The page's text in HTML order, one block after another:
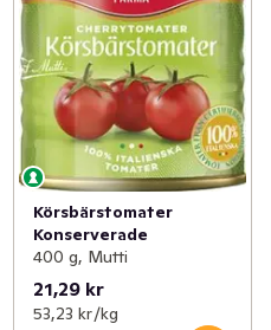
Körsbärstomater
Konserverade
400 g, Mutti
21,29 kr
53,23 kr /kg